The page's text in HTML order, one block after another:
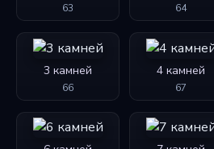
63 64
3 камней
66
4 камней
67